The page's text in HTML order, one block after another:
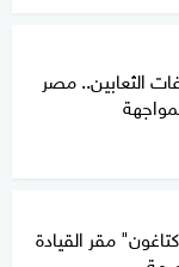
الثعابين.. مصر
مقر القيادة